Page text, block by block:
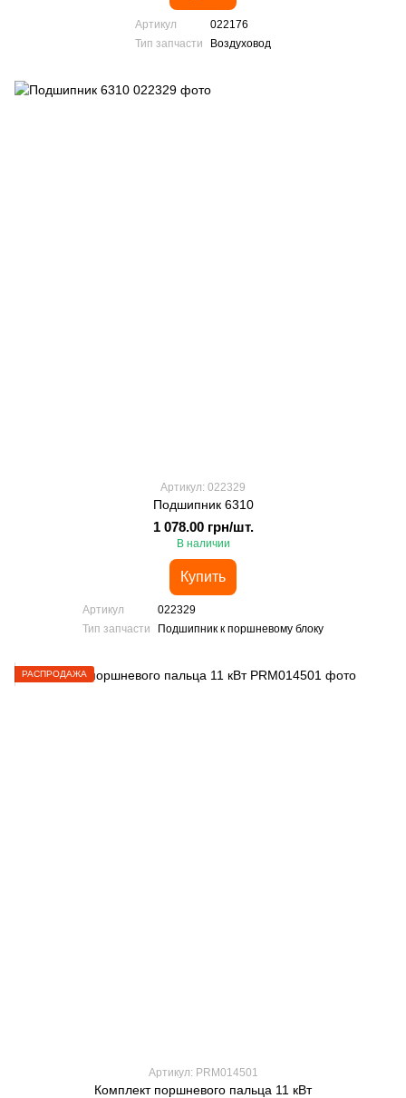
Артикул
022176
Тип запчасти
Воздуховод
Артикул: 022329
Подшипник 6310
1 078.00 грн/шт.
В наличии
Купить
Артикул
022329
Тип запчасти
Подшипник к поршневому блоку
РАСПРОДАЖА
Артикул: PRM014501
Комплект поршневого пальца 11 кВт